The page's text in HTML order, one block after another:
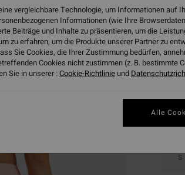
Farbe
S
vergleichbare Technologie, um Informationen auf
Informationen (wie Ihre
Beiträge und Inhalte zu präsentieren, um die
zu erfahren, um die Produkte unserer Partner zu
Sie Cookies, die Ihrer Zustimmung bedürfen,
Cookies nicht zustimmen (z. B. bestimmte
Sie in unserer :Cookie-Richtlinie und
Alle